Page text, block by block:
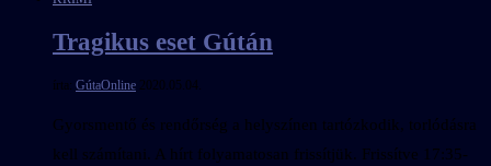
Tragikus eset Gútán
írta: GútaOnline 2020.05.04.
Gyorsmentő és rendőrség a helyszínen tartózkodik, torlódásra
kell számítani. A hírt folyamatosan frissítjük. Frissítve 17:35-